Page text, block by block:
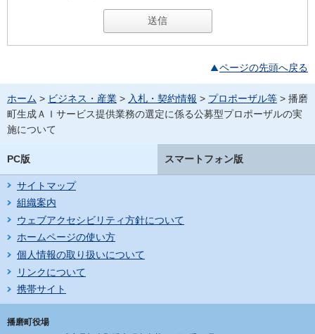
ページの先頭へ戻る
ホーム > ビジネス・産業 > 入札・契約情報 > プロポーザル等 > 播磨
町生成ＡＩサービス提供業務の選定に係る公募型プロポーザルの実
施について
PC版 スマートフォン版
サイトマップ
組織案内
ウェブアクセシビリティ方針について
ホームページの使い方
個人情報の取り扱いについて
リンクについて
携帯サイト
播磨町役場